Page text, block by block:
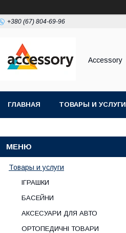
+380 (67) 804-69-96
Accessory
ГЛАВНАЯ ТОВАРЫ И УСЛУГИ
Товары и услуги
ІГРАШКИ
БАСЕЙНИ
АКСЕСУАРИ ДЛЯ АВТО
ОРТОПЕДИЧНІ ТОВАРИ